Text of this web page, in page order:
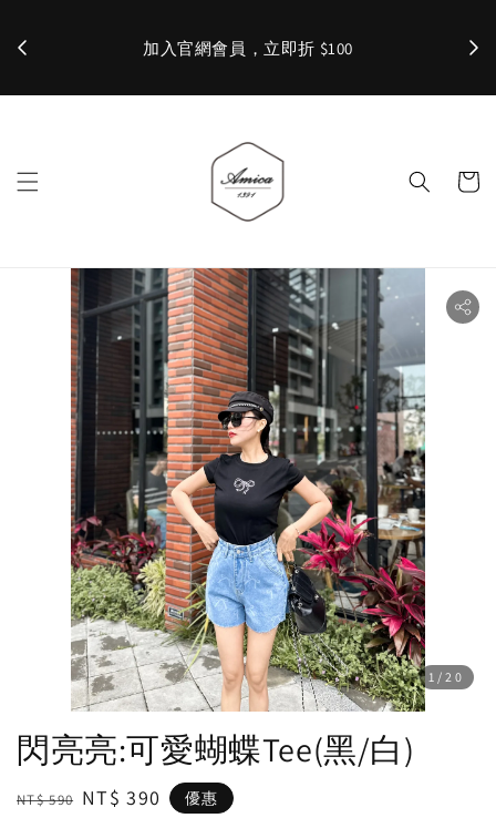
加入官網會員，立即折 $100 ✨
1 /20
閃亮亮:可愛蝴蝶Tee(黑/白)
Regular
NT$ 590 Sale
NT$ 390 優惠